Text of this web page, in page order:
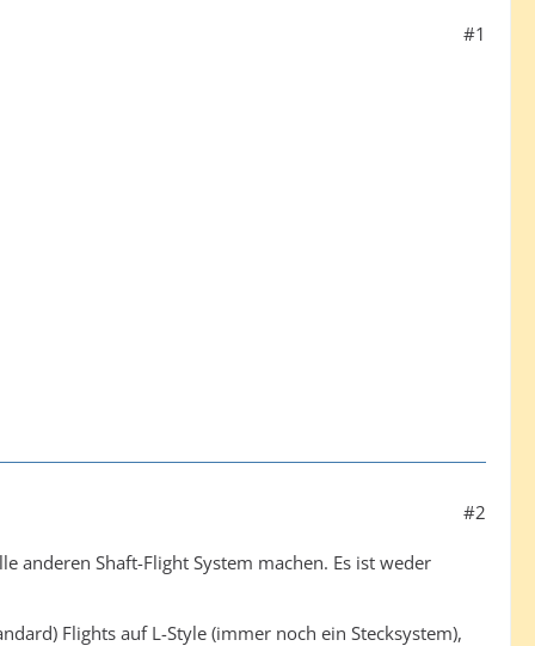
#1
#2
anderen Shaft-Flight System machen. Es ist weder
Flights auf L-Style (immer noch ein Stecksystem),